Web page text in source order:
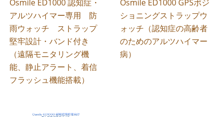
Osmile ED1000 認知症・
アルツハイマー専用 防
雨ウォッチ ストラップ
堅牢設計・バンド付き
（遠隔モニタリング機
能、静止アラート、着信
フラッシュ機能搭載）
Osmile ED1000 GPSポジ
ショニングストラップウ
ォッチ（認知症の高齢者
のためのアルツハイマー
病）